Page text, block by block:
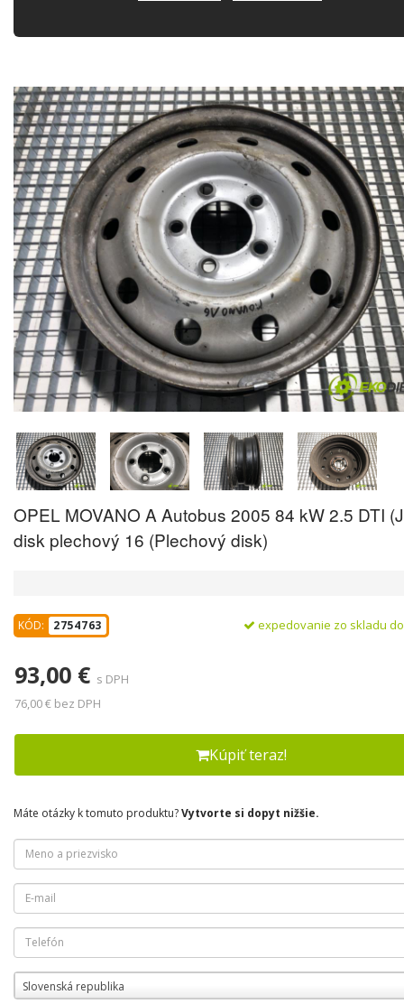
OPEL MOVANO A Autobus 2005 84 kW 2.5 DTI
disk plechový 16 (Plechový disk)
KÓD: 2754763 expedovanie zo skladu
93,00 € s DPH
76,00 € bez DPH
Kúpiť teraz!
Máte otázky k tomuto produktu?Vytvorte si dopyt nižšie.
Slovenská republika